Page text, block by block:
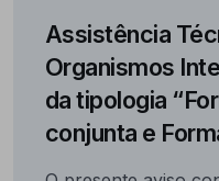
Assistência
Organismos
da tipologia
conjunta e